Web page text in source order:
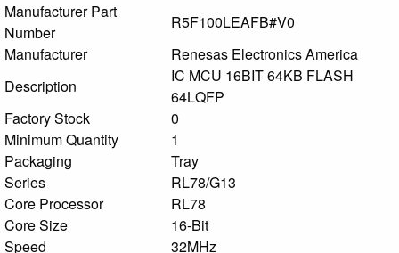
Manufacturer Part
Number
R5F100LEAFB#V0
Manufacturer
Renesas Electronics America
Description
IC MCU 16BIT 64KB FLASH
64LQFP
Factory Stock
0
Minimum Quantity
1
Packaging
Tray
Series
RL78/G13
Core Processor
RL78
Core Size
16-Bit
Speed
32MHz